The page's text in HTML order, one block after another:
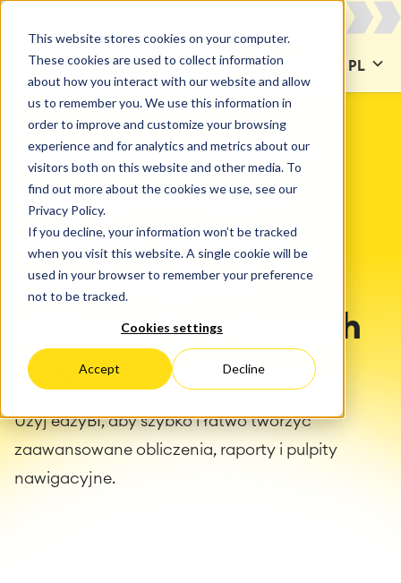
This website stores cookies on your computer.
These cookies are used to collect information
about how you interact with our website and allow
us to remember you. We use this information in
order to improve and customize your browsing
experience and for analytics and metrics about our
visitors both on this website and other media. To
find out more about the cookies we use, see our
Privacy Policy.
If you decline, your information won’t be tracked
when you visit this website. A single cookie will be
used in your browser to remember your preference
not to be tracked.
Cookies settings
Accept Decline
KONTAKT PL
APLIKACJE DLA JIRA EazyBI dla Jira
eazyBI: Potężne
raporty, pulpity
nawigacyjne i
obliczenia w danych
Jira
Użyj eazyBI, aby szybko i łatwo tworzyć
zaawansowane obliczenia, raporty i pulpity
nawigacyjne.